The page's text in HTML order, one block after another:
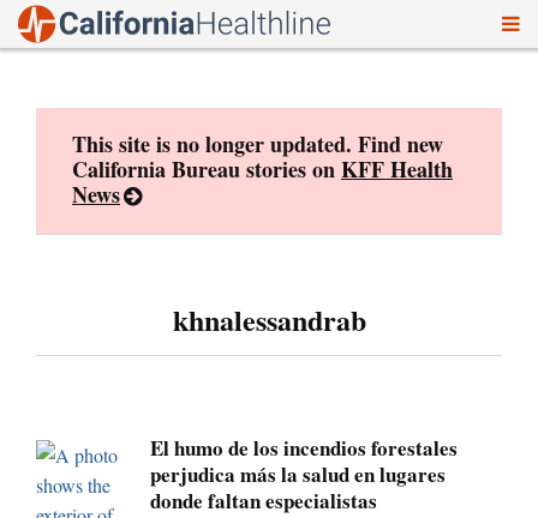
This site is no longer updated. Find new
California Bureau stories onKFF Health
News
khnalessandrab
El humo de los incendios forestales
perjudica más la salud en lugares
donde faltan especialistas